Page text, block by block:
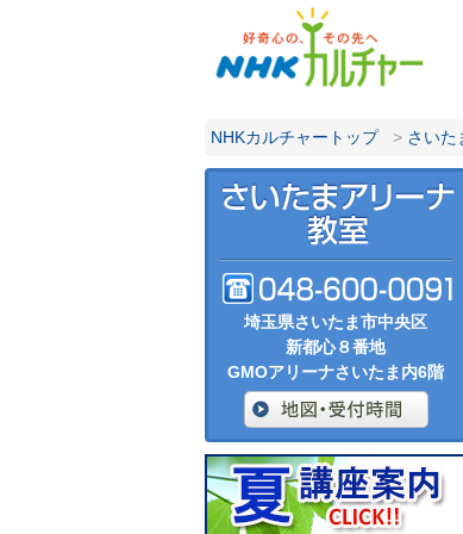
NHKカルチャートップ > さいた
埼玉県さいたま市中央区
新都心８番地
GMOアリーナさいたま内6階